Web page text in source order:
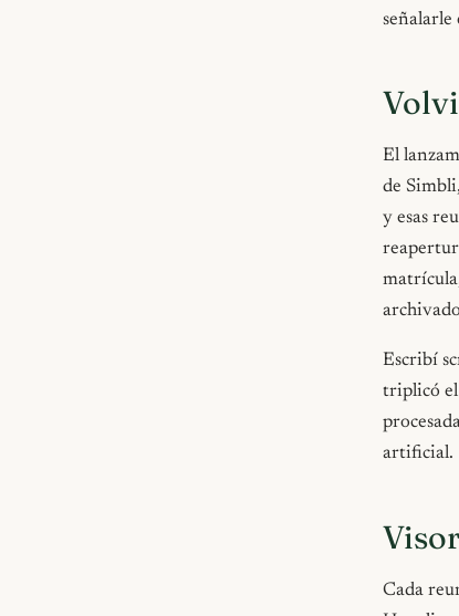
señalarle
El
de
y esas
Escribí
triplicó el
artificial.
Cada